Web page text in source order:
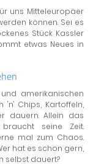
uns Mitteleuropäer
können. Sei es
Stück Kassler
etwas Neues in
amerikanischen
'n' Chips, Kartoffeln,
dauern. Allein das
seine Zeit.
mal zum Chaos.
hat es schon gern,
selbst dauert?